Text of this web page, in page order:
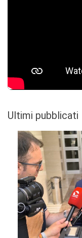
Ultimi pubblicati